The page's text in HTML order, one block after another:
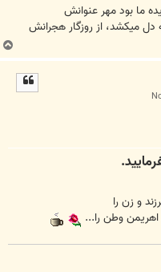
ما بود مهر عنوانش
از روزگار هجرانش
ب
ا
و زن را
وطن را...